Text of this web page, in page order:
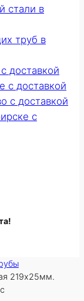
стали в
труб в
доставкой
с доставкой
с доставкой
с
219х25мм.